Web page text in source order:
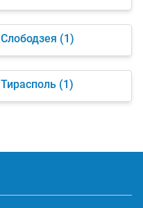
Слободзея (1)
Тирасполь (1)